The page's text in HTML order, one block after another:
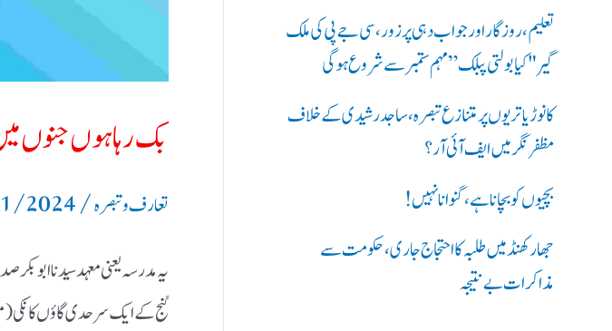
ر
ی
ں
:
تعلیم، روزگار اور جواب دہی پر زور، سی جے پی کی ملک
گیر "کیا بولتی پبلک” مہم ستمبر سے شروع ہوگی
کانوڑ یاتریوں پر متنازع تبصرہ، ساجد رشیدی کے خلاف
مظفرنگر میں ایف آئی آر؟
بچیوں کو بچانا ہے، گنوانا نہیں!
جھارکھنڈ میں طلبہ کا احتجاج جاری، حکومت سے
مذاکرات بے نتیجہ
بک رہا ہوں جنوں
تعارف و تبصرہ/
2024
یہ مدرسہ یعنی معہد سیدنا
گنج کے ایک سرحدی گاؤں کانکی (